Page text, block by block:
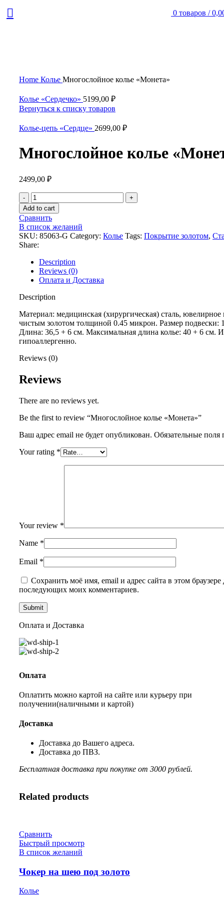
0 товаров /
Home Колье Многослойное колье «Монета»
Колье «Сердечко» 5199,00 ₽
Вернуться к списку товаров
Колье-цепь «Сердце» 2699,00 ₽
Многослойное колье
2499,00 ₽
Многослойное
колье
«Монета»
quantity
Add to cart
Сравнить
В список желаний
SKU: 85063-G Category: Колье Tags: Покрытие золотом,
Share:
Description
Reviews (0)
Оплата и Доставка
Description
Материал: медицинская (хирургическая) сталь,
чистым золотом толщиной 0.45 микрон. Размер подвески:
Длина: 36,5 + 6 см. Максимальная длина колье: 40 + 6 см.
гипоаллергенно.
Reviews (0)
Reviews
There are no reviews yet.
Be the first to review “Многослойное колье «Монета»”
Ваш адрес email не будет опубликован. Обязательные
Your rating *
Your review *
Name *
Email *
Сохранить моё имя, email и адрес сайта в этом браузере
последующих моих комментариев.
Оплата и Доставка
Оплата
Оплатить можно картой на сайте или курьеру при
получении(наличными и картой)
Доставка
Доставка до Вашего адреса.
Доставка до ПВЗ.
Бесплатная доставка при покупке от 3000 рублей.
Related products
Сравнить
Быстрый просмотр
В список желаний
Чокер на шею под золото
Колье